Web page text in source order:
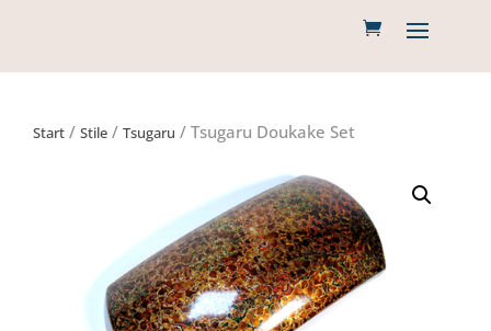
Start / Stile / Tsugaru / Tsugaru Doukake Set